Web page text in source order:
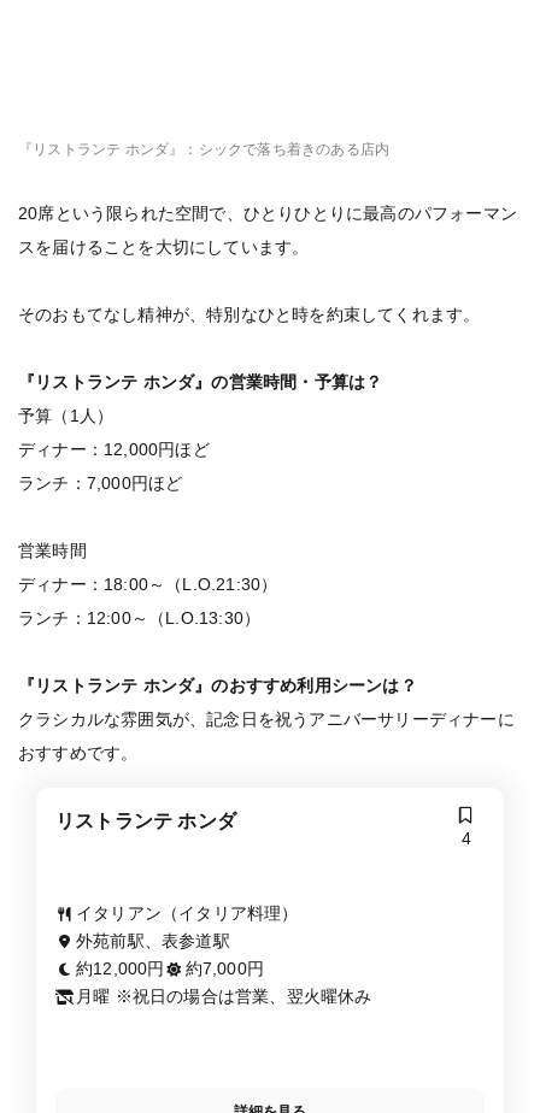
『リストランテ ホンダ』：シックで落ち着きのある店内
20席という限られた空間で、ひとりひとりに最高のパフォーマン
スを届けることを大切にしています。
そのおもてなし精神が、特別なひと時を約束してくれます。
『リストランテ ホンダ』の営業時間・予算は？
予算（1人）
ディナー：12,000円ほど
ランチ：7,000円ほど
営業時間
ディナー：18:00～（L.O.21:30）
ランチ：12:00～（L.O.13:30）
『リストランテ ホンダ』のおすすめ利用シーンは？
クラシカルな雰囲気が、記念日を祝うアニバーサリーディナーに
おすすめです。
リストランテ ホンダ
4
イタリアン（イタリア料理）
外苑前駅、表参道駅
約12,000円
約7,000円
月曜 ※祝日の場合は営業、翌火曜休み